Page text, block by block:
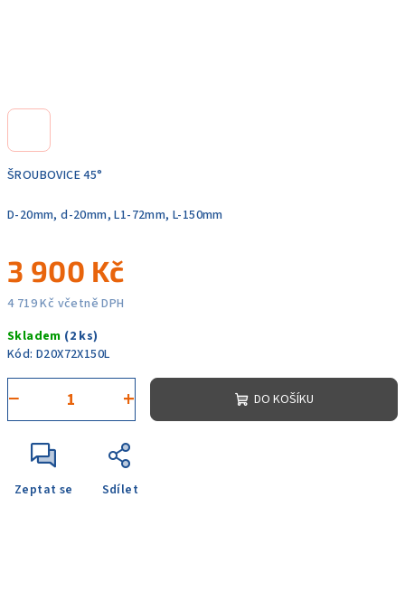
ŠROUBOVICE 45°
D-20mm, d-20mm, L1-72mm, L-150mm
3 900 Kč
4 719 Kč včetně DPH
cena:
Skladem (2 ks)
Kód: D20X72X150L
+
− DO KOŠÍKU
Zeptat se Sdílet